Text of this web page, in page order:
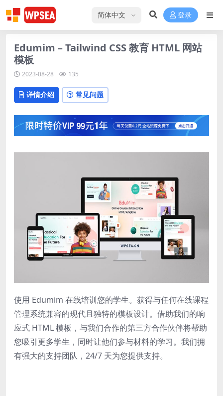
选择语言 登录
Edumim – Tailwind CSS 教育 HTML 网站
模板
2023-08-28 135
详情介绍 常见问题
使用 Edumim 在线培训您的学生。 获得与任何在线课程
管理系统兼容的现代且独特的模板设计。 借助我们的响
应式 HTML 模板，与我们合作的第三方合作伙伴将帮助
您吸引更多学生，同时让他们参与材料的学习。 我们拥
有强大的支持团队，24/7 天为您提供支持。